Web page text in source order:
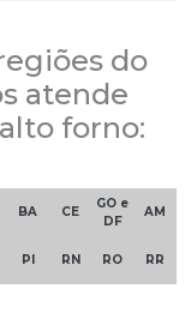
do
atende
forno:
BA CE
GO e
DF
AM
PI RN RO RR